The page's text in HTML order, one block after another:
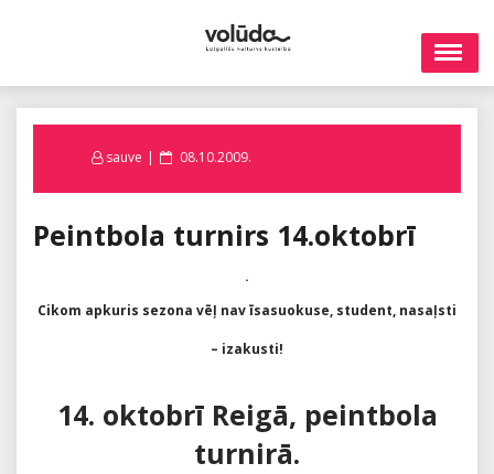
sauve
Posted
08.10.2009.
Peintbola turnirs 14.oktobrī
.
Cikom apkuris sezona vēļ nav īsasuokuse, student, nasaļsti
– izakusti!
14. oktobrī Reigā, peintbola
turnirā.